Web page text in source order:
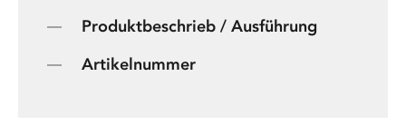
Produktbeschrieb / Ausführung
Artikelnummer